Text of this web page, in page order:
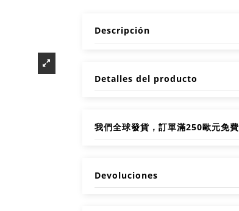
Descripción
Detalles del producto
我們全球發貨，訂單滿250歐元免費
Devoluciones